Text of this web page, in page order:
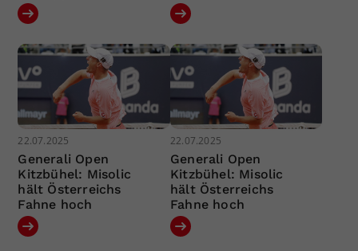
22.07.2025
Generali Open
Kitzbühel: Misolic
hält Österreichs
Fahne hoch
22.07.2025
Generali Open
Kitzbühel: Misolic
hält Österreichs
Fahne hoch